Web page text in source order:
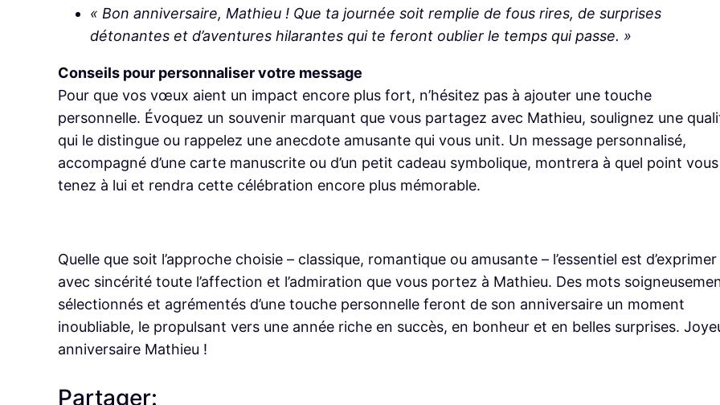
« Bon anniversaire, Mathieu ! Que ta journée soit remplie de fous rires, de surprises
détonantes et d’aventures hilarantes qui te feront oublier le temps qui passe. »
Conseils pour personnaliser votre message
Pour que vos vœux aient un impact encore plus fort, n’hésitez pas à ajouter une touche
personnelle. Évoquez un souvenir marquant que vous partagez avec Mathieu, soulignez une
qui le distingue ou rappelez une anecdote amusante qui vous unit. Un message personnalisé,
accompagné d’une carte manuscrite ou d’un petit cadeau symbolique, montrera à quel point vous
tenez à lui et rendra cette célébration encore plus mémorable.
Quelle que soit l’approche choisie – classique, romantique ou amusante – l’essentiel est d’exprimer
avec sincérité toute l’affection et l’admiration que vous portez à Mathieu. Des mots
sélectionnés et agrémentés d’une touche personnelle feront de son anniversaire un moment
inoubliable, le propulsant vers une année riche en succès, en bonheur et en belles surprises.
anniversaire Mathieu !
Partager: